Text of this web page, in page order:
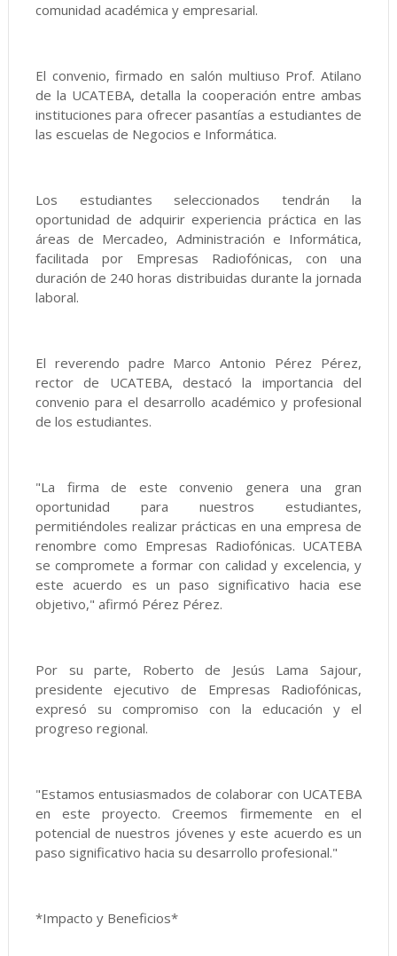
comunidad académica y empresarial.
El convenio, firmado en salón multiuso Prof. Atilano
de la UCATEBA, detalla la cooperación entre ambas
instituciones para ofrecer pasantías a estudiantes de
las escuelas de Negocios e Informática.
Los estudiantes seleccionados tendrán la
oportunidad de adquirir experiencia práctica en las
áreas de Mercadeo, Administración e Informática,
facilitada por Empresas Radiofónicas, con una
duración de 240 horas distribuidas durante la jornada
laboral.
El reverendo padre Marco Antonio Pérez Pérez,
rector de UCATEBA, destacó la importancia del
convenio para el desarrollo académico y profesional
de los estudiantes.
"La firma de este convenio genera una gran
oportunidad para nuestros estudiantes,
permitiéndoles realizar prácticas en una empresa de
renombre como Empresas Radiofónicas. UCATEBA
se compromete a formar con calidad y excelencia, y
este acuerdo es un paso significativo hacia ese
objetivo," afirmó Pérez Pérez.
Por su parte, Roberto de Jesús Lama Sajour,
presidente ejecutivo de Empresas Radiofónicas,
expresó su compromiso con la educación y el
progreso regional.
"Estamos entusiasmados de colaborar con UCATEBA
en este proyecto. Creemos firmemente en el
potencial de nuestros jóvenes y este acuerdo es un
paso significativo hacia su desarrollo profesional."
*Impacto y Beneficios*